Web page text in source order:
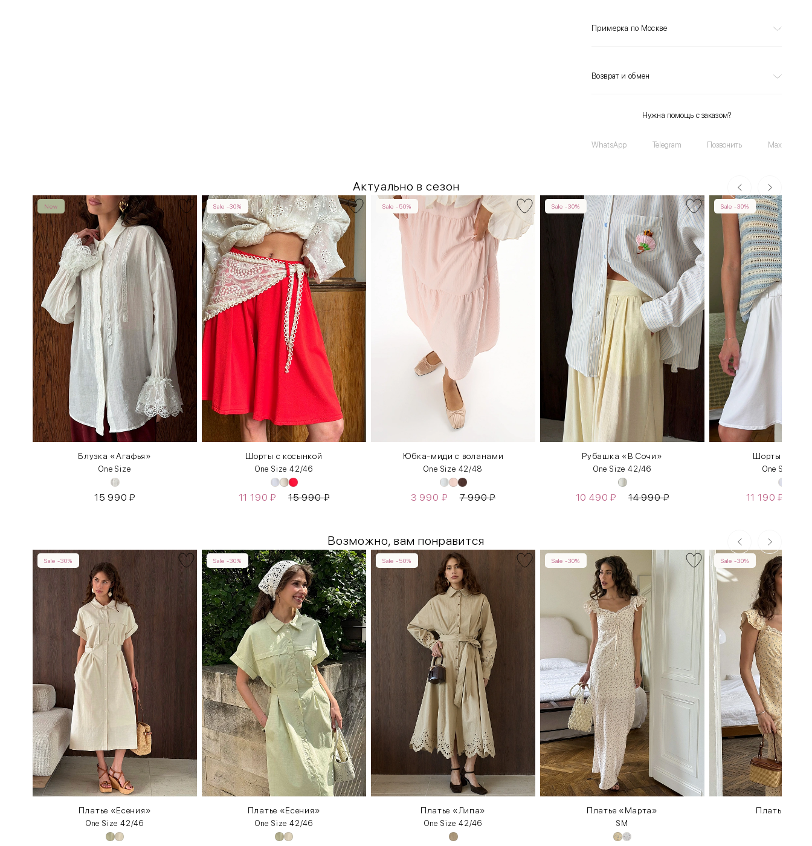
Примерка по Москве
Возврат и обмен
Нужна помощь с заказом?
WhatsApp Telegram Позвонить Max
Актуально в сезон
New
Блузка «Агафья»
One Size
15 990₽
Sale -30%
Шорты с косынкой
One Size 42/46
11 190₽ 15 990₽
Sale -50%
Юбка-миди с воланами
One Size 42/48
3 990 ₽ 7 990₽
Sale -30%
Рубашка «В Сочи»
One Size 42/46
10 490₽ 14 990₽
Sale -30%
Шорты с
One Size
11 190₽
Возможно, вам понравится
Sale -30%
Платье «Есения»
One Size 42/46
Sale -30%
Платье «Есения»
One Size 42/46
Sale -50%
Платье «Липа»
One Size 42/46
Sale -30%
Платье «Марта»
S M
Sale -30%
Платье